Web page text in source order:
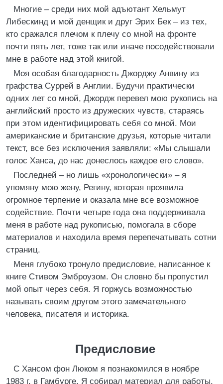
Многие – среди них мой адъютант Хельмут
Либескинд и мой денщик и друг Эрих Бек – из тех,
кто сражался плечом к плечу со мной на фронте
почти пять лет, тоже так или иначе посодействовали
мне в работе над этой книгой.
Моя особая благодарность Джорджу Анвину из
графства Суррей в Англии. Будучи практически
одних лет со мной, Джордж перевел мою рукопись на
английский просто из дружеских чувств, стараясь
при этом идентифицировать себя со мной. Мои
американские и британские друзья, которые читали
текст, все без исключения заявляли: «Мы слышали
голос Ханса, до нас донеслось каждое его слово».
Последней – но лишь «хронологически» – я
упомяну мою жену, Регину, которая проявила
огромное терпение и оказала мне все возможное
содействие. Почти четыре года она поддерживала
меня в работе над рукописью, помогала в сборе
материалов и находила время перепечатывать сотни
страниц.
Меня глубоко тронуло предисловие, написанное к
книге Стивом Эмброузом. Он словно бы пропустил
мой опыт через себя. Я горжусь возможностью
называть своим другом этого замечательного
человека, писателя и историка.
Предисловие
С Хансом фон Люком я познакомился в ноябре
1983 г. в Гамбурге. Я собирал материал для работы,